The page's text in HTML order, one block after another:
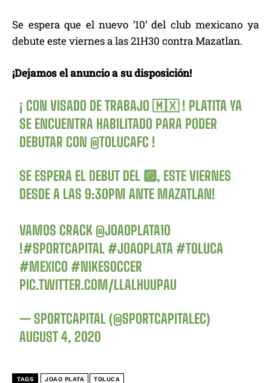
Se espera que el nuevo ’10’ del club mexicano ya
debute este viernes a las 21H30 contra Mazatlan.
¡Dejamos el anuncio a su disposición!
¡ CON VISADO DE TRABAJO 🇲🇽 ! PLATITA YA
SE ENCUENTRA HABILITADO PARA PODER
DEBUTAR CON @TOLUCAFC !
SE ESPERA EL DEBUT DEL 🔟, ESTE VIERNES
DESDE A LAS 9:30PM ANTE MAZATLAN! ⁣
VAMOS CRACK @JOAOPLATA10
!#SPORTCAPITAL#JOAOPLATA #TOLUCA
#MEXICO #NIKESOCCER
PIC.TWITTER.COM/LLALHUUPAU
— SPORTCAPITAL (@SPORTCAPITALEC)
AUGUST 4, 2020
TAGS JOAO PLATA TOLUCA